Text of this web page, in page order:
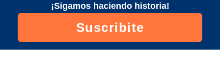
¡Sigamos haciendo historia!
Suscribite